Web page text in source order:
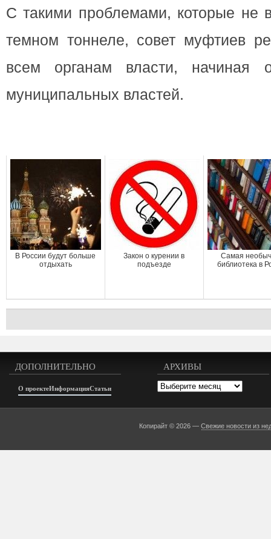
С такими проблемами, которые не
темном тоннеле, совет муфтиев
всем органам власти, начиная
муниципальных властей.
В России будут больше
отдыхать
Закон о курении в
подъезде
Самая
библиотека в
ДОПОЛНИТЕЛЬНО
О проектеИнформацияСтатьи
АРХИВЫ
Архивы
Копирайт © 2026 —Свежие новости из